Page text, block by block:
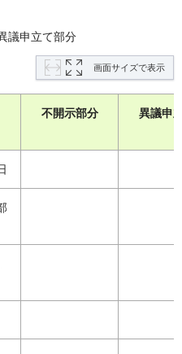
議申立て部分
画面サイズで表示
不開示部分 異議申